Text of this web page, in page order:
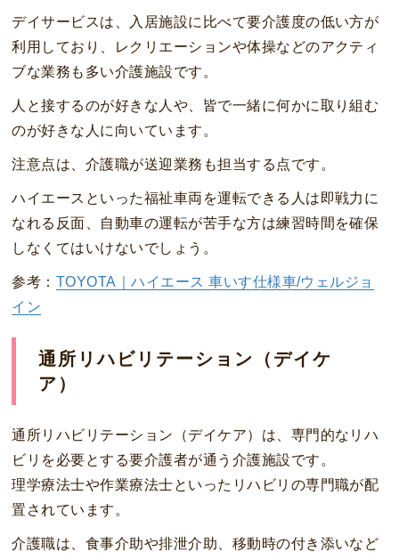
デイサービスは、入居施設に比べて要介護度の低い方が
利用しており、レクリエーションや体操などのアクティ
ブな業務も多い介護施設です。
人と接するのが好きな人や、皆で一緒に何かに取り組む
のが好きな人に向いています。
注意点は、介護職が送迎業務も担当する点です。
ハイエースといった福祉車両を運転できる人は即戦力に
なれる反面、自動車の運転が苦手な方は練習時間を確保
しなくてはいけないでしょう。
参考： TOYOTA｜ハイエース 車いす仕様車/ウェルジョ
イン
通所リハビリテーション（デイケ
ア）
通所リハビリテーション（デイケア）は、専門的なリハ
ビリを必要とする要介護者が通う介護施設です。
理学療法士や作業療法士といったリハビリの専門職が配
置されています。
介護職は、食事介助や排泄介助、移動時の付き添いなど